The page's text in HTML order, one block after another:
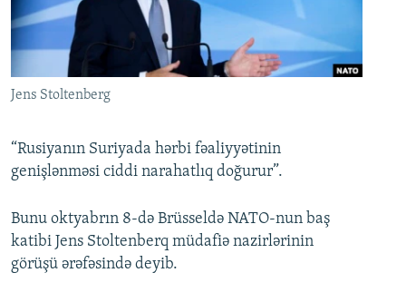
İNFOQRAFIKA
KARIKATURA
AZƏRBAYCAN ƏDƏBIYYATI KITABXANASI
İSLAM VƏ DEMOKRATIYA
MISSIYAMIZ
PEŞƏ ETIKASI VƏ JURNALISTIKA STANDARTLARIMIZ
BIZIMLƏ ƏLAQƏ
XƏBƏR BÜLLETENLƏRIMIZ
Jens Stoltenberg
“Rusiyanın Suriyada hərbi fəaliyyətinin
genişlənməsi ciddi narahatlıq doğurur”.
Bunu oktyabrın 8-də Brüsseldə NATO-nun baş
katibi Jens Stoltenberq müdafiə nazirlərinin
görüşü ərəfəsində deyib.